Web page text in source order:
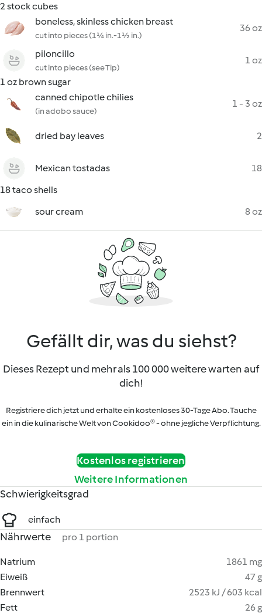
2 stock cubes
boneless, skinless chicken breast
cut into pieces (1¼ in.-1½ in.)
36 oz
piloncillo
cut into pieces (see Tip)
1 oz
1 oz brown sugar
canned chipotle chilies
(in adobo sauce)
1 - 3 oz
dried bay leaves 2
Mexican tostadas
18
18 taco shells
sour cream
8 oz
Gefällt dir, was du siehst?
Dieses Rezept und mehr als 100 000 weitere warten auf
dich!
Registriere dich jetzt und erhalte ein kostenloses 30-Tage Abo. Tauche
ein in die kulinarische Welt von Cookidoo® - ohne jegliche Verpflichtung.
Kostenlos registrieren
Weitere Informationen
Schwierigkeitsgrad
einfach
Nährwerte pro 1 portion
Natrium
1861 mg
Eiweiß
47 g
Brennwert
2523 kJ / 603 kcal
Fett
26 g